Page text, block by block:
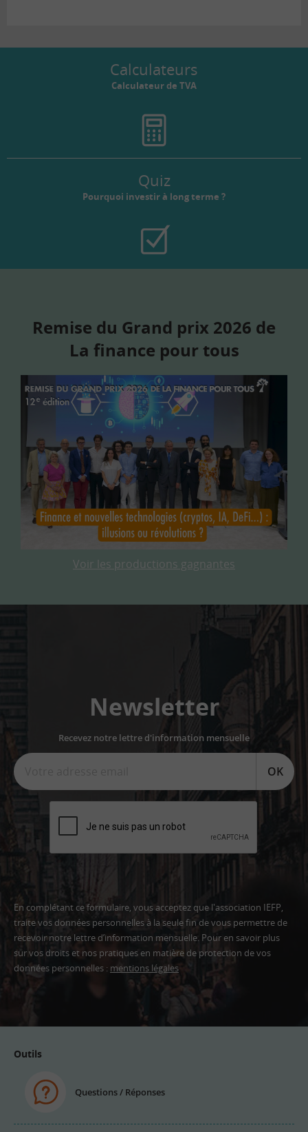
Calculateurs
Calculateur de TVA
Quiz
Pourquoi investir à long terme ?
Remise du Grand prix 2026 de
La finance pour tous
Voir les productions gagnantes
Newsletter
Recevez notre lettre d'information mensuelle
OK
En complétant ce formulaire, vous acceptez que l'association IEFP,
traite vos données personnelles à la seule fin de vous permettre de
recevoir notre lettre d’information mensuelle. Pour en savoir plus
sur vos droits et nos pratiques en matière de protection de vos
données personnelles : mentions légales
Adresse
Outils
Questions / Réponses